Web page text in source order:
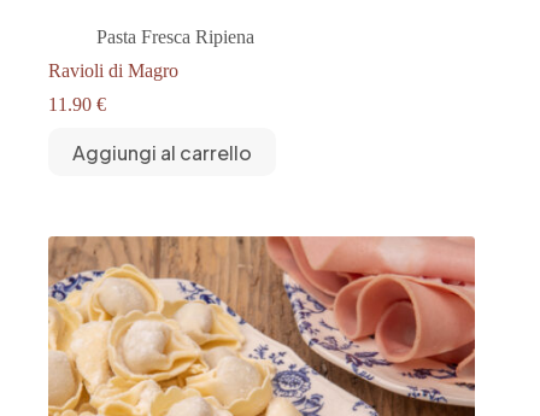
Pasta Fresca Ripiena
Ravioli di Magro
11.90 €
Aggiungi al carrello